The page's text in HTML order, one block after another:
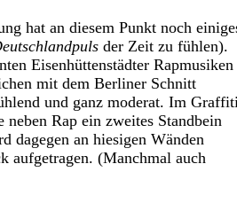
hat an diesem Punkt noch
der Zeit zu fühlen).
Eisenhüttenstädter Rapmusiken
mit dem Berliner Schnitt
und ganz moderat. Im
neben Rap ein zweites Standbein
dagegen an hiesigen Wänden
aufgetragen. (Manchmal auch